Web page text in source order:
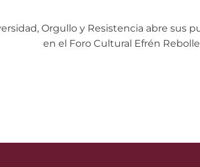
Orgullo y Resistencia abre sus
en el Foro Cultural Efrén